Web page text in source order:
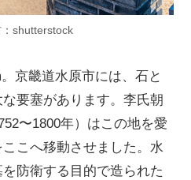
shutterstock
京畿道水原市には、石と
要塞があります。李氏朝
〜1800年）はこの地を愛
こへ移動させました。水
防衛する目的で造られた